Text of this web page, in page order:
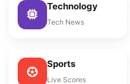
Technology
Tech News
Sports
Live Scores